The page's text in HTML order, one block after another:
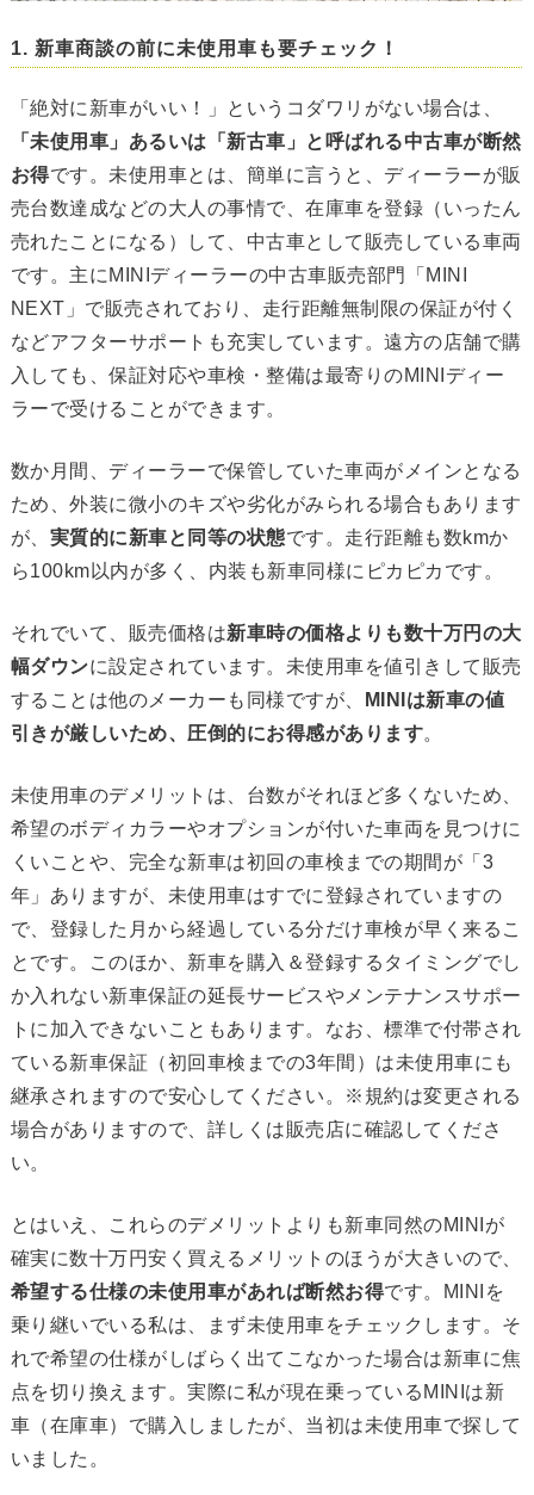
1. 新車商談の前に未使用車も要チェック！
「絶対に新車がいい！」というコダワリがない場合は、
「未使用車」あるいは「新古車」と呼ばれる中古車が断然
お得です。未使用車とは、簡単に言うと、ディーラーが販
売台数達成などの大人の事情で、在庫車を登録（いったん
売れたことになる）して、中古車として販売している車両
です。主にMINIディーラーの中古車販売部門「MINI
NEXT」で販売されており、走行距離無制限の保証が付く
などアフターサポートも充実しています。遠方の店舗で購
入しても、保証対応や車検・整備は最寄りのMINIディー
ラーで受けることができます。
数か月間、ディーラーで保管していた車両がメインとなる
ため、外装に微小のキズや劣化がみられる場合もあります
が、 実質的に新車と同等の状態です。走行距離も数kmか
ら100km以内が多く、内装も新車同様にピカピカです。
それでいて、販売価格は新車時の価格よりも数十万円の大
幅ダウンに設定されています。未使用車を値引きして販売
することは他のメーカーも同様ですが、
MINIは新車の値
引きが厳しいため、圧倒的にお得感があります。
未使用車のデメリットは、台数がそれほど多くないため、
希望のボディカラーやオプションが付いた車両を見つけに
くいことや、完全な新車は初回の車検までの期間が「3
年」ありますが、未使用車はすでに登録されていますの
で、登録した月から経過している分だけ車検が早く来るこ
とです。このほか、新車を購入＆登録するタイミングでし
か入れない新車保証の延長サービスやメンテナンスサポー
トに加入できないこともあります。なお、標準で付帯され
ている新車保証（初回車検までの3年間）は未使用車にも
継承されますので安心してください。※規約は変更される
場合がありますので、詳しくは販売店に確認してくださ
い。
とはいえ、これらのデメリットよりも新車同然のMINIが
確実に数十万円安く買えるメリットのほうが大きいので、
希望する仕様の未使用車があれば断然お得です。MINIを
乗り継いでいる私は、まず未使用車をチェックします。そ
れで希望の仕様がしばらく出てこなかった場合は新車に焦
点を切り換えます。実際に私が現在乗っているMINIは新
車（在庫車）で購入しましたが、当初は未使用車で探して
いました。